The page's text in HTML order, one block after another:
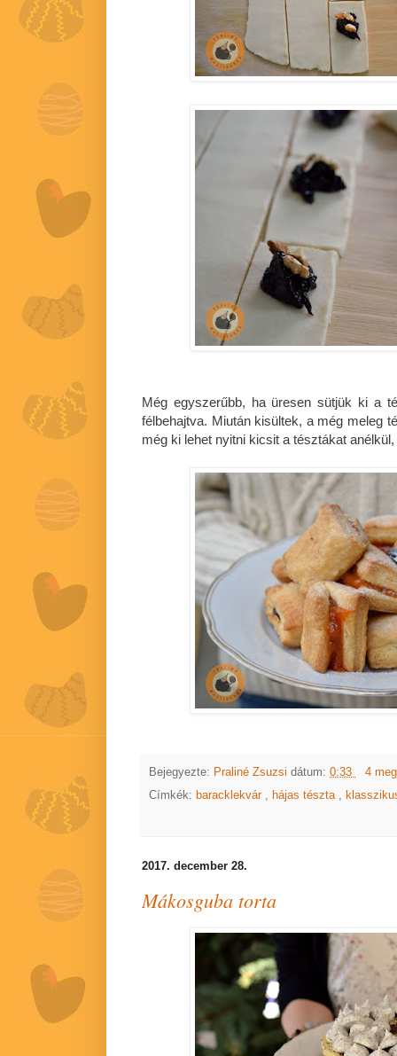
Még egyszerűbb, ha üresen sütjük ki a
félbehajtva. Miután kisültek, a még meleg
még ki lehet nyitni kicsit a tésztákat
Bejegyezte: Praliné Zsuzsi dátum: 0:33
4
Címkék: baracklekvár hájas tészta
2017. december 28.
Mákosguba torta